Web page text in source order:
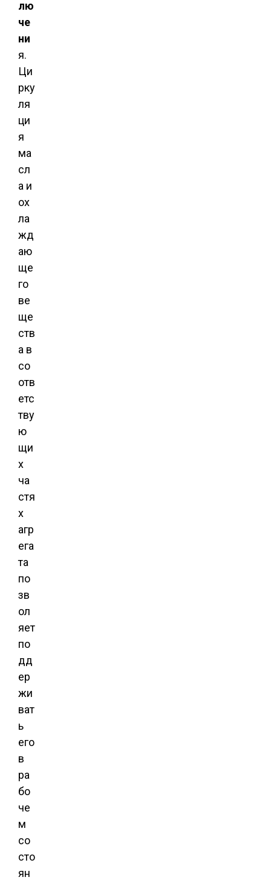
лю
че
ни
я.
Ци
рку
ля
ци
я
ма
сл
а и
ох
ла
жд
аю
ще
го
ве
ще
ств
а в
со
отв
етс
тву
ю
щи
х
ча
стя
х
агр
ега
та
по
зв
ол
яет
по
дд
ер
жи
ват
ь
его
в
ра
бо
че
м
со
сто
ян